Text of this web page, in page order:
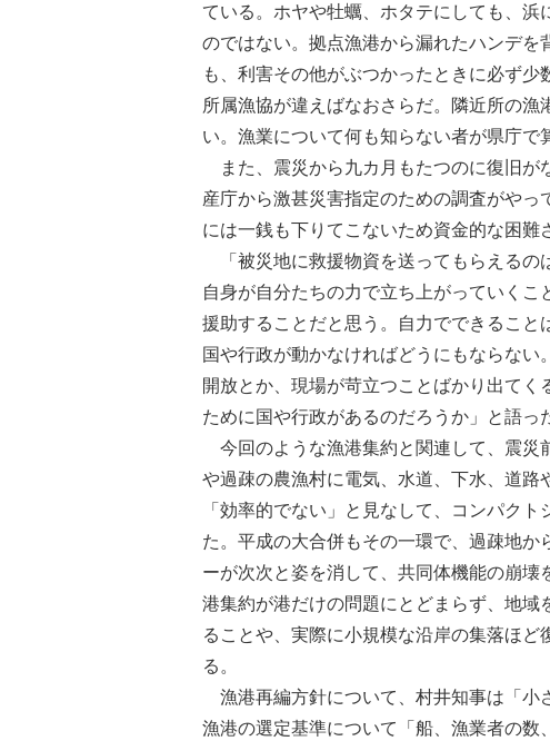
ている。ホヤや牡蠣、ホタテにしても、
のではない。拠点漁港から漏れたハンデ
も、利害その他がぶつかったときに必ず
所属漁協が違えばなおさらだ。隣近所の
い。漁業について何も知らない者が県庁で
また、震災から九カ月もたつのに復旧が
産庁から激甚災害指定のための調査がや
には一銭も下りてこないため資金的な困難
「被災地に救援物資を送ってもらえるの
自身が自分たちの力で立ち上がっていく
援助することだと思う。自力でできるこ
国や行政が動かなければどうにもならな
開放とか、現場が苛立つことばかり出て
ために国や行政があるのだろうか」と語っ
今回のような漁港集約と関連して、震災
や過疎の農漁村に電気、水道、下水、道
「効率的でない」と見なして、コンパク
た。平成の大合併もその一環で、過疎地
ーが次次と姿を消して、共同体機能の崩
港集約が港だけの問題にとどまらず、地
ることや、実際に小規模な沿岸の集落ほ
る。
漁港再編方針について、村井知事は「小
漁港の選定基準について「船、漁業者の数